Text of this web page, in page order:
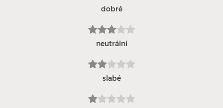
dobré
neutrální
slabé